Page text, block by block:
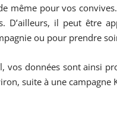
même pour vos
D’ailleurs, il peut être
ou pour prendre
vos données sont ainsi
suite à une campagne